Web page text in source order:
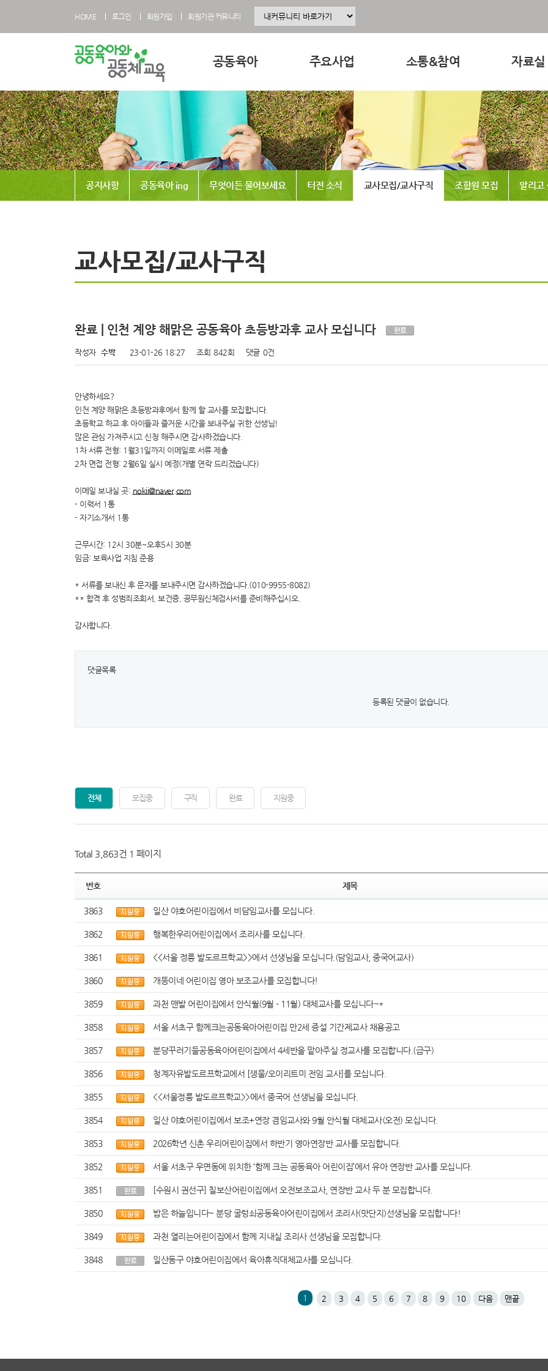
HOME 로그인 회원가입 회원기관 커뮤니티
공동육아
공동육아란
공동육아 영유아과정
공동육아 초등과정
공동육아사회적협동조합
전국공동육아현황
주요사업
주요사업소개
공동육아인증
현장조직사업
교육사업
연구사업
소통&참여
무엇이든 물어보세요
터전 소식
교사모집/교사구직
자료실
교육 · 운
연구자료
참고도서
뉴스레터
동영상
공지사항 공동육아 ing 무엇이든 물어보세요 터전 소식 교사모집/교사구직 조합원 모집 알리고
교사모집/교사구직
완료 | 인천 계양 해맑은 공동육아 초등방과후 교사 모십니다
작성자 수박 23-01-26 18:27 조회 842회 댓글 0건
안녕하세요?
인천 계양 해맑은 초등방과후에서 함께 할 교사를 모집합니다.
초등학교 하교 후 아이들과 즐거운 시간을 보내주실 귀한 선생님!
많은 관심 가져주시고 신청 해주시면 감사하겠습니다.
1차 서류 전형: 1월31일까지 이메일로 서류 제출
2차 면접 전형: 2월6일 실시 예정(개별 연락 드리겠습니다)
이메일 보내실 곳: nokii@naver.com
- 이력서 1통
- 자기소개서 1통
근무시간: 12시 30분~오후5시 30분
임금: 보육사업 지침 준용
* 서류를 보내신 후 문자를 보내주시면 감사하겠습니다.(010-9955-8082)
** 합격 후 성범죄조회서, 보건증, 공무원신체검사서를 준비해주십시오.
감사합니다.
댓글목록
등록된 댓글이 없습니다.
전체 모집중 구직 완료 지원중
Total 3,863건 1 페이지
번호 제목
3863 일산 야호어린이집에서 비담임교사를 모십니다.
3862 행복한우리어린이집에서 조리사를 모십니다.
3861 <<서울 정릉 발도르프학교>>에서 선생님을 모십니다.(담임교사, 중국어교사)
3860 개똥이네 어린이집 영아 보조교사를 모집합니다!
3859 과천 맨발 어린이집에서 안식월(9월 - 11월) 대체교사를 모십니다~*
3858 서울 서초구 함께크는공동육아어린이집 만2세 증설 기간제교사 채용공고
3857 분당꾸러기들공동육아어린이집에서 4세반을 맡아주실 정교사를 모집합니다.(급구)
3856 청계자유발도르프학교에서 [생물/오이리트미 전임 교사]를 모십니다.
3855 <<서울정릉 발도르프학교>>에서 중국어 선생님을 모십니다.
3854 일산 야호어린이집에서 보조+연장 겸임교사와 9월 안식월 대체교사(오전) 모십니다.
3853 2026학년 신촌 우리어린이집에서 하반기 영아연장반 교사를 모집합니다.
3852 서울 서초구 우면동에 위치한 ‘함께 크는 공동육아 어린이집’에서 유아 연장반 교사를 모십니다.
3851 [수원시 권선구] 칠보산어린이집에서 오전보조교사, 연장반 교사 두 분 모집합니다.
3850 밥은 하늘입니다~ 분당 굴렁쇠공동육아어린이집에서 조리사(맛단지)선생님을 모집합니다!
3849 과천 열리는어린이집에서 함께 지내실 조리사 선생님을 모집합니다.
3848 일산동구 야호어린이집에서 육아휴직대체교사를 모십니다.
1 2 3 4 5 6 7 8 9 10 다음 맨끝